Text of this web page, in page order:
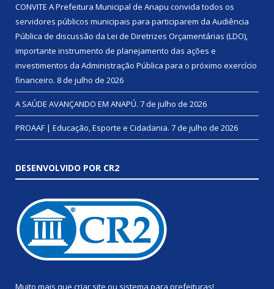
CONVITE A Prefeitura Municipal de Anapu convida todos os
servidores públicos municipais para participarem da Audiência
Pública de discussão da Lei de Diretrizes Orçamentárias (LDO),
importante instrumento de planejamento das ações e
investimentos da Administração Pública para o próximo exercício
financeiro. 8 de julho de 2026
A SAÚDE AVANÇANDO EM ANAPÚ. 7 de julho de 2026
PROAAF | Educação, Esporte e Cidadania. 7 de julho de 2026
DESENVOLVIDO POR CR2
Muito mais que criar site ou sistema para prefeituras!